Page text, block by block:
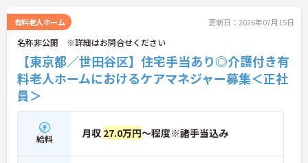
詳細をお話ししますのでお気軽にご相談ください！
有料老人ホーム 更新日：2026年07月15日
名称非公開 ※詳細はお問合せください
【東京都／世田谷区】住宅手当あり◎介護付き有
料老人ホームにおけるケアマネジャー募集＜正社
員＞
給料 月収 27.0万円～程度※諸手当込み